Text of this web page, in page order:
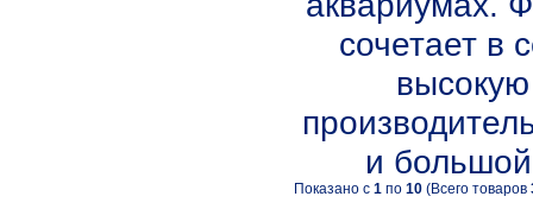
сочетает в
высокую
и
Показано с 1по 10(Всего товаров